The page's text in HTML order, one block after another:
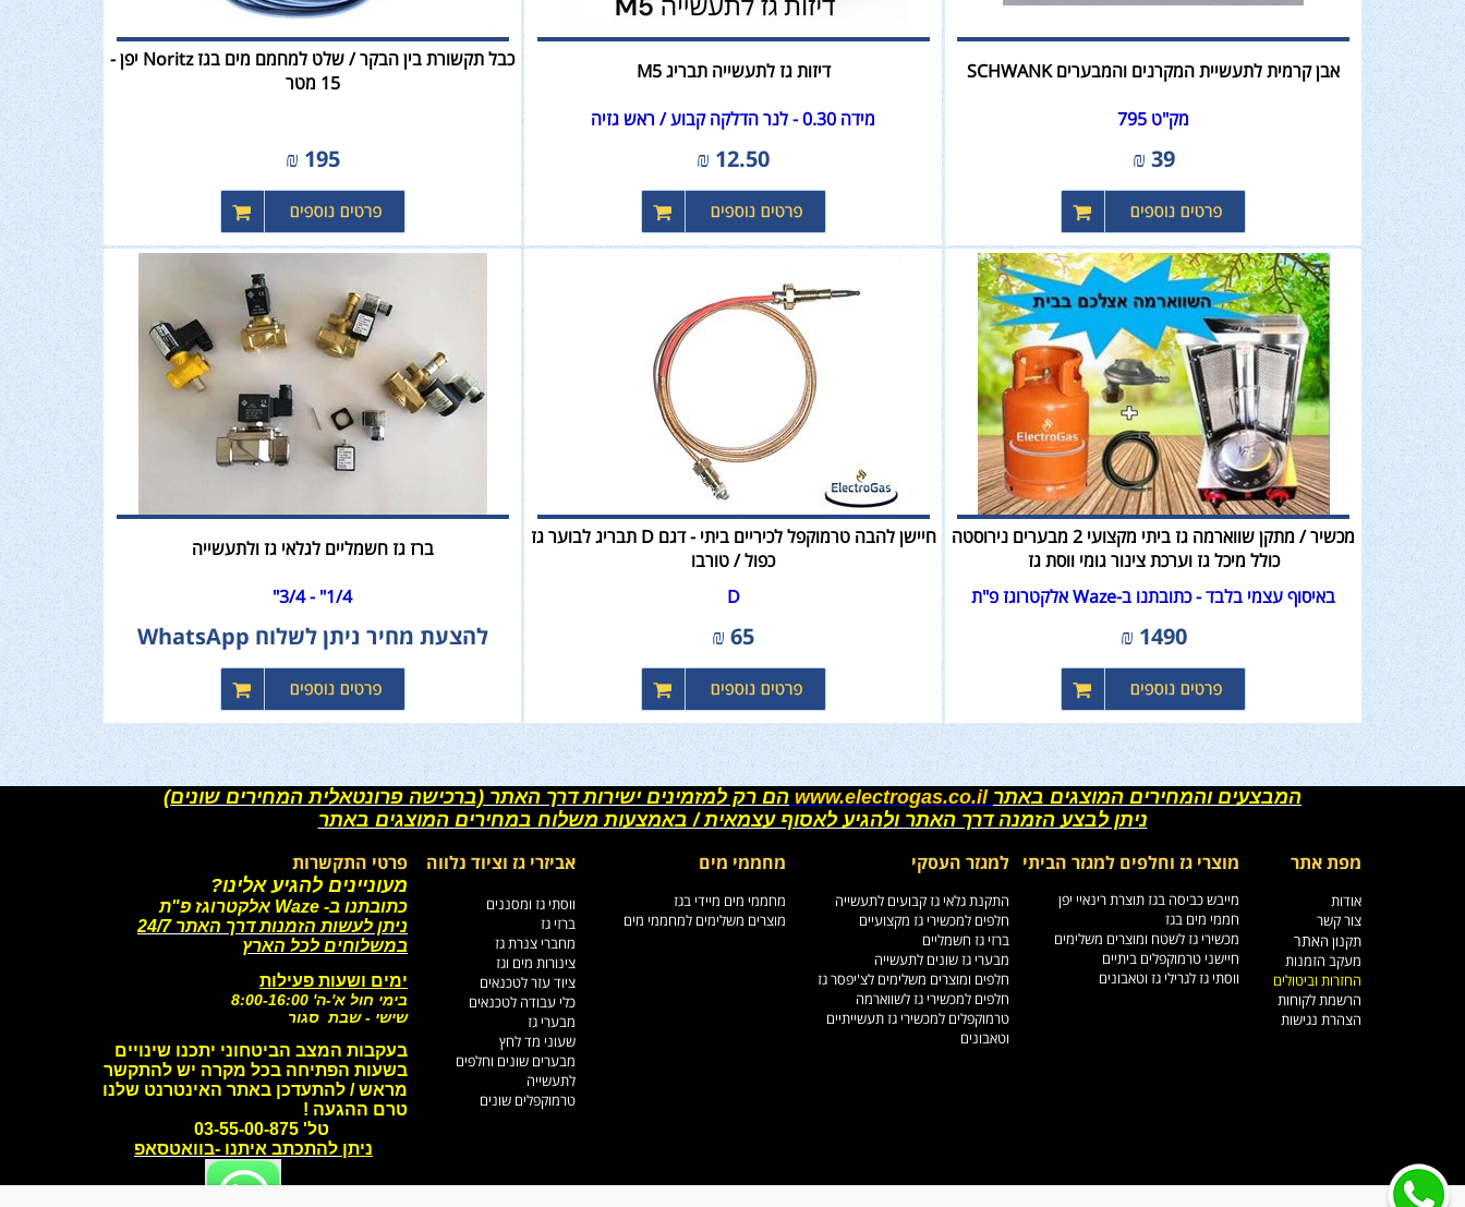
אבן קרמית לתעשיית המקרנים והמבערים SCHWANK
מק"ט 795
39
₪
דיזות גז לתעשייה תבריג M5
מידה 0.30 - לנר הדלקה קבוע / ראש גזיה
12.50
₪
כבל תקשורת בין הבקר / שלט למחמם מים בגז Noritz יפן -
15 מטר
195
₪
מכשיר / מתקן שווארמה גז ביתי מקצועי 2 מבערים נירוסטה
כולל מיכל גז וערכת צינור גומי ווסת גז
באיסוף עצמי בלבד - כתובתנו ב-Waze אלקטרוגז פ"ת
1490
₪
חיישן להבה טרמוקפל לכיריים ביתי - דגם D תבריג לבוער גז
כפול / טורבו
D
65
₪
ברז גז חשמליים לגלאי גז ולתעשייה
1/4" - 3/4"
להצעת מחיר ניתן לשלוח WhatsApp
המבצעים והמחירים המוצגים באתר www.electrogas.co.il הם רק למזמינים ישירות דרך האתר (ברכישה פרונטאלית המחירים שונים)
ניתן לבצע הזמנה דרך האתר ולהגיע לאסוף עצמאית / באמצעות משלוח במחירים המוצגים באתר
מפת אתר מוצרי גז וחלפים למגזר הביתי למגזר העסקי מחממי מים אביזרי גז וציוד נלווה פרטי התקשרות
אודות
צור קשר
תקנון האתר
מעקב הזמנות
החזרות וביטולים
הרשמת לקוחות
הצהרת נגישות
מייבש כביסה בגז תוצרת רינאיי יפן
חממי מים בגז
מכשירי גז לשטח ומוצרים משלימים
חיישני טרמוקפלים ביתיים
ווסתי גז לגרילי גז וטאבונים
התקנת גלאי גז קבועים לתעשייה
חלפים למכשירי גז מקצועיים
ברזי גז חשמליים
מבערי גז שונים לתעשייה
חלפים ומוצרים משלימים לצ'יפסר גז
חלפים למכשירי גז לשווארמה
טרמוקפלים למכשירי גז תעשייתיים
וטאבונים
מחממי מים מיידי בגז
מוצרים משלימים למחממי מים
ווסתי גז ומסננים
ברזי גז
מחברי צנרת גז
צינורות מים וגז
ציוד עזר לטכנאים
כלי עבודה לטכנאים
מבערי גז
שעוני מד לחץ
מבערים שונים וחלפים
לתעשייה
טרמוקפלים שונים
מעוניינים להגיע אלינו?
כתובתנו ב- Waze אלקטרוגז פ"ת
ניתן לעשות הזמנות דרך האתר 24/7
במשלוחים לכל הארץ
ימים ושעות פעילות
בימי חול א'-ה' 8:00-16:00
שישי - שבת סגור
בעקבות המצב הביטחוני יתכנו שינויים
בשעות הפתיחה בכל מקרה יש להתקשר
מראש / להתעדכן באתר האינטרנט שלנו
טרם ההגעה !
טל' 03-55-00-875
ניתן להתכתב איתנו -בוואטסאפ